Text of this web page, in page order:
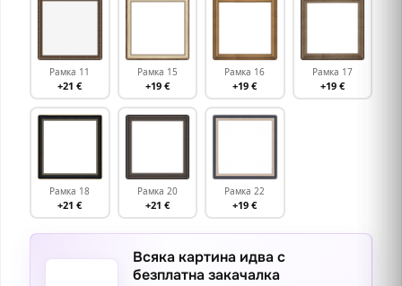
Рамка 11
+21 €
Рамка 15
+19 €
Рамка 16
+19 €
Рамка 17
+19 €
Рамка 18
+21 €
Рамка 20
+21 €
Рамка 22
+19 €
Всяка картина идва с
безплатна закачалка